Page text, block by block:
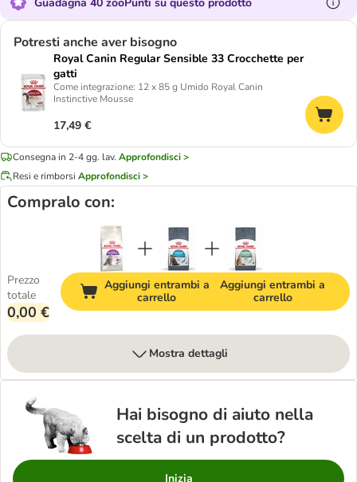
Potresti anche aver bisogno
Royal Canin Regular Sensible 33 Crocchette per
gatti
Come integrazione: 12 x 85 g Umido Royal Canin
Instinctive Mousse
17,49 €
Consegna in 2-4 gg. lav. Approfondisci >
Resi e rimborsi Approfondisci >
Compralo con:
Prezzo
totale
0,00 €
Aggiungi entrambi a
carrello
Aggiungi entrambi a
carrello
Mostra dettagli
Hai bisogno di aiuto nella
scelta di un prodotto?
Inizia